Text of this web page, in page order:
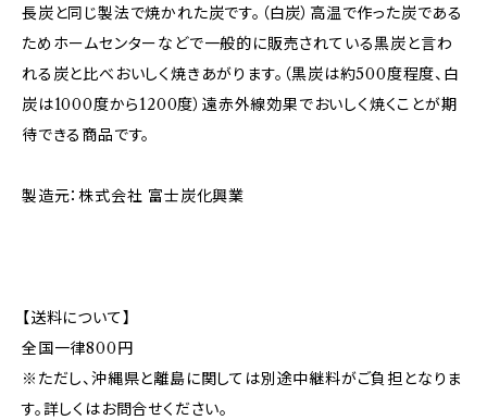
長炭と同じ製法で焼かれた炭です。（白炭）高温で作った炭である
ためホームセンターなどで一般的に販売されている黒炭と言わ
れる炭と比べおいしく焼きあがります。（黒炭は約500度程度、白
炭は1000度から1200度）遠赤外線効果でおいしく焼くことが期
待できる商品です。
製造元：株式会社 富士炭化興業
【送料について】
全国一律800円
※ただし、沖縄県と離島に関しては別途中継料がご負担となりま
す。詳しくはお問合せください。